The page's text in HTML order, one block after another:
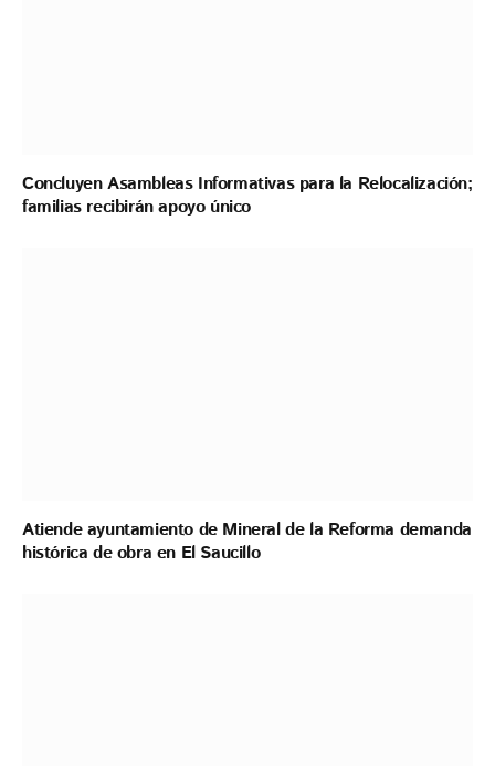
Concluyen Asambleas Informativas para la Relocalización;
familias recibirán apoyo único
Atiende ayuntamiento de Mineral de la Reforma demanda
histórica de obra en El Saucillo